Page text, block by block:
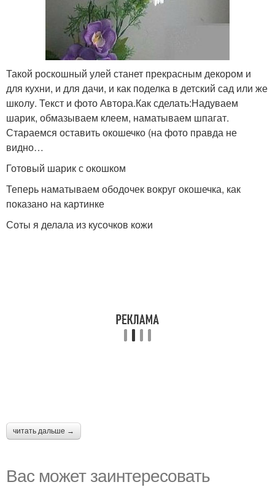
Такой роскошный улей станет прекрасным декором и
для кухни, и для дачи, и как поделка в детский сад или же
школу. Текст и фото Автора.Как сделать:Надуваем
шарик, обмазываем клеем, наматываем шпагат.
Стараемся оставить окошечко (на фото правда не
видно…
Готовый шарик с окошком
Теперь наматываем ободочек вокруг окошечка, как
показано на картинке
Соты я делала из кусочков кожи
читать дальше →
Вас может заинтересовать